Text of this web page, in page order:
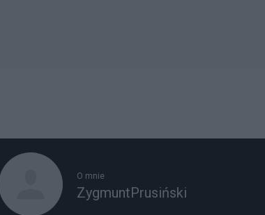
O mnie
ZygmuntPrusiński